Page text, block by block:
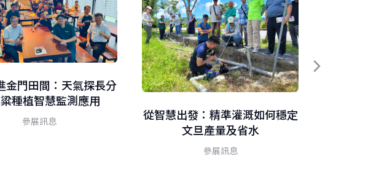
金門田間：天氣探長分
種植智慧監測應用
參展訊息
從智慧出發：精準灌溉如何穩定
文旦產量及省水
參展訊息